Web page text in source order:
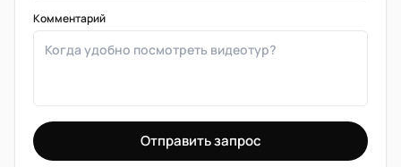
Комментарий
Отправить запрос